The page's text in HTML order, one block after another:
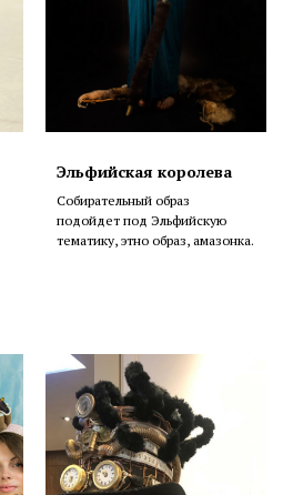
Эльфийская королева
Собирательный образ
подойдет под Эльфийскую
тематику, этно образ, амазонка.